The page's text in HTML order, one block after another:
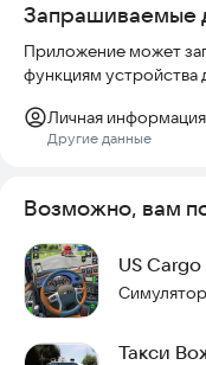
Запрашиваемые
Приложение может
функциям устройства
Личная информация
Другие данные
Возможно, вам
US
Такси